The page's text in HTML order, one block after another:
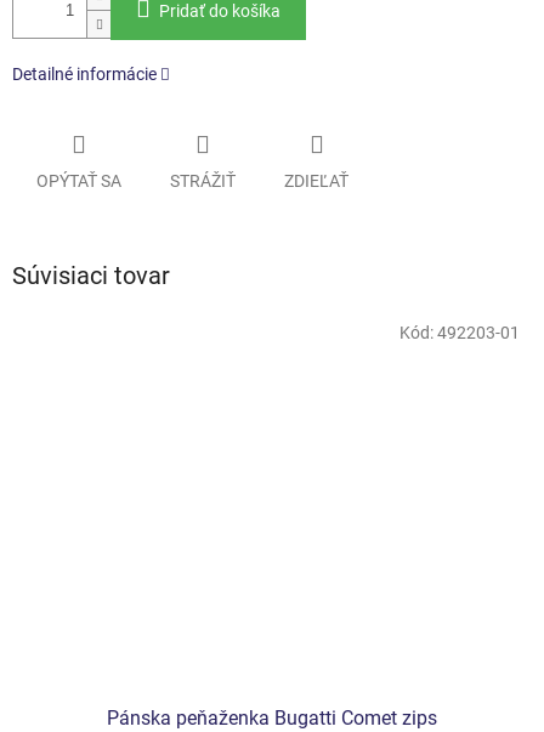
Pridať do košíka
Detailné informácie
OPÝTAŤ SA STRÁŽIŤ ZDIEĽAŤ
Súvisiaci tovar
Pánska peňaženka Bugatti Comet zips
Kód:492203-01